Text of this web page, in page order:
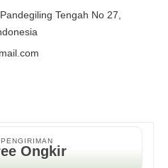
Tengah No 27,
Lampung, Bandung,
Kepulauan, Bangka,
Badung, Balangan,
Lampung, Bandung,
PENGIRIMAN
Ongkir